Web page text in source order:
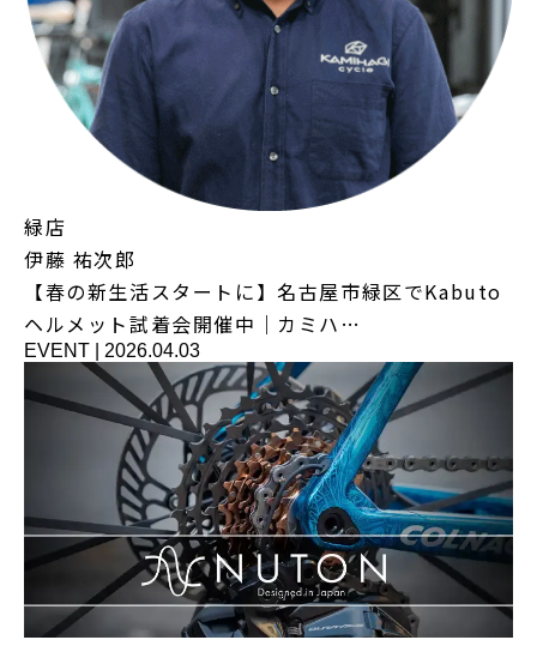
緑店
伊藤 祐次郎
【春の新生活スタートに】名古屋市緑区でKabuto
ヘルメット試着会開催中｜カミハ…
EVENT 2026.04.03